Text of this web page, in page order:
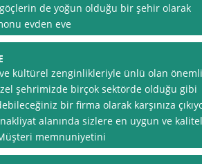
de yoğun olduğu bir şehir olarak
evden eve
kültürel zenginlikleriyle ünlü olan
şehrimizde birçok sektörde olduğu gibi
bir firma olarak karşınıza
alanında sizlere en uygun ve
memnuniyetini